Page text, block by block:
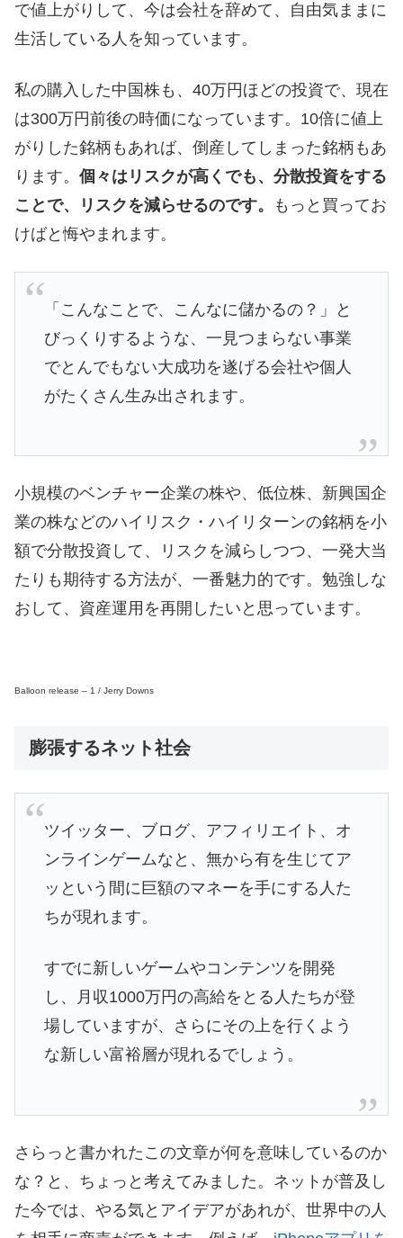
で値上がりして、今は会社を辞めて、自由気ままに
生活している人を知っています。
私の購入した中国株も、40万円ほどの投資で、現在
は300万円前後の時価になっています。10倍に値上
がりした銘柄もあれば、倒産してしまった銘柄もあ
ります。 個々はリスクが高くでも、分散投資をする
ことで、リスクを減らせるのです。
もっと買ってお
けばと悔やまれます。
「こんなことで、こんなに儲かるの？」と
びっくりするような、一見つまらない事業
でとんでもない大成功を遂げる会社や個人
がたくさん生み出されます。
小規模のベンチャー企業の株や、低位株、新興国企
業の株などのハイリスク・ハイリターンの銘柄を小
額で分散投資して、リスクを減らしつつ、一発大当
たりも期待する方法が、一番魅力的です。勉強しな
おして、資産運用を再開したいと思っています。
Balloon release – 1 / Jerry Downs
膨張するネット社会
ツイッター、ブログ、アフィリエイト、オ
ンラインゲームなと、無から有を生じてア
ッという間に巨額のマネーを手にする人た
ちが現れます。
すでに新しいゲームやコンテンツを開発
し、月収1000万円の高給をとる人たちが登
場していますが、さらにその上を行くよう
な新しい富裕層が現れるでしょう。
さらっと書かれたこの文章が何を意味しているのか
な？と、ちょっと考えてみました。ネットが普及し
た今では、やる気とアイデアがあれが、世界中の人